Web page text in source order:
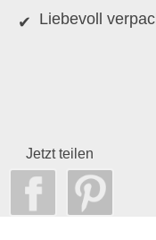
Liebevoll
Jetzt teilen